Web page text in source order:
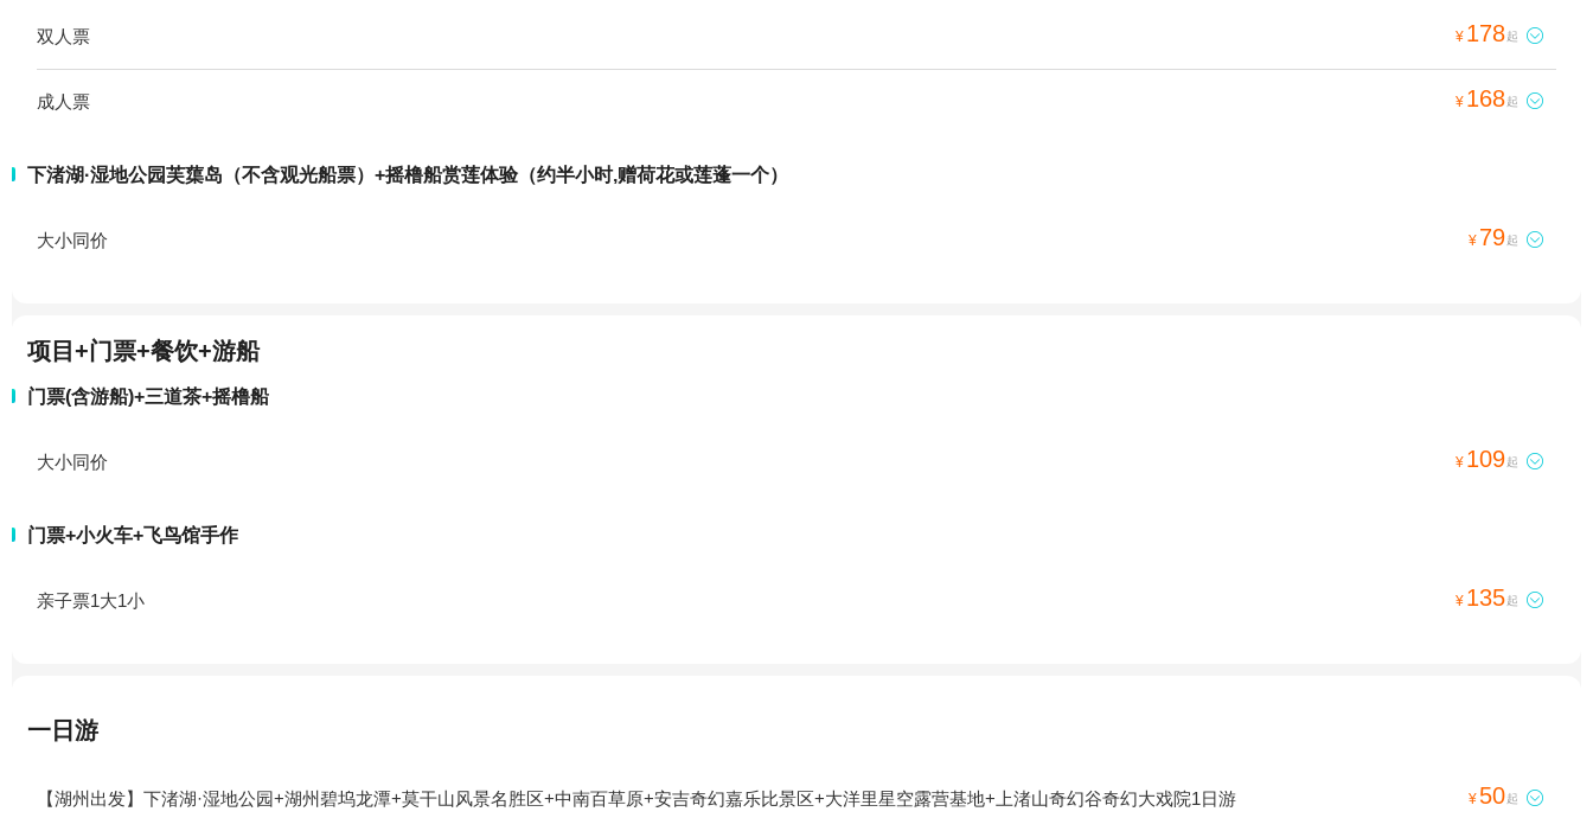
双人票 ¥ 178起 
成人票 ¥ 168起 
下渚湖·湿地公园芙蕖岛（不含观光船票）+摇橹船赏莲体验（约半小时,赠荷花或莲蓬一个）
大小同价 ¥ 79起 
项目+门票+餐饮+游船
门票(含游船)+三道茶+摇橹船
大小同价 ¥ 109起 
门票+小火车+飞鸟馆手作
亲子票1大1小 ¥ 135起 
一日游
【湖州出发】下渚湖·湿地公园+湖州碧坞龙潭+莫干山风景名胜区+中南百草原+安吉奇幻嘉乐比景区+大洋里星空露营基地+上渚山奇幻谷奇幻大戏院1日游 ¥ 50起 